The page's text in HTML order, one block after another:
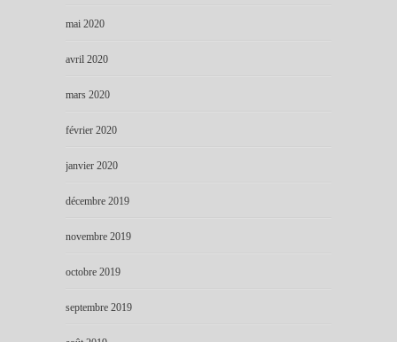
mai 2020
avril 2020
mars 2020
février 2020
janvier 2020
décembre 2019
novembre 2019
octobre 2019
septembre 2019